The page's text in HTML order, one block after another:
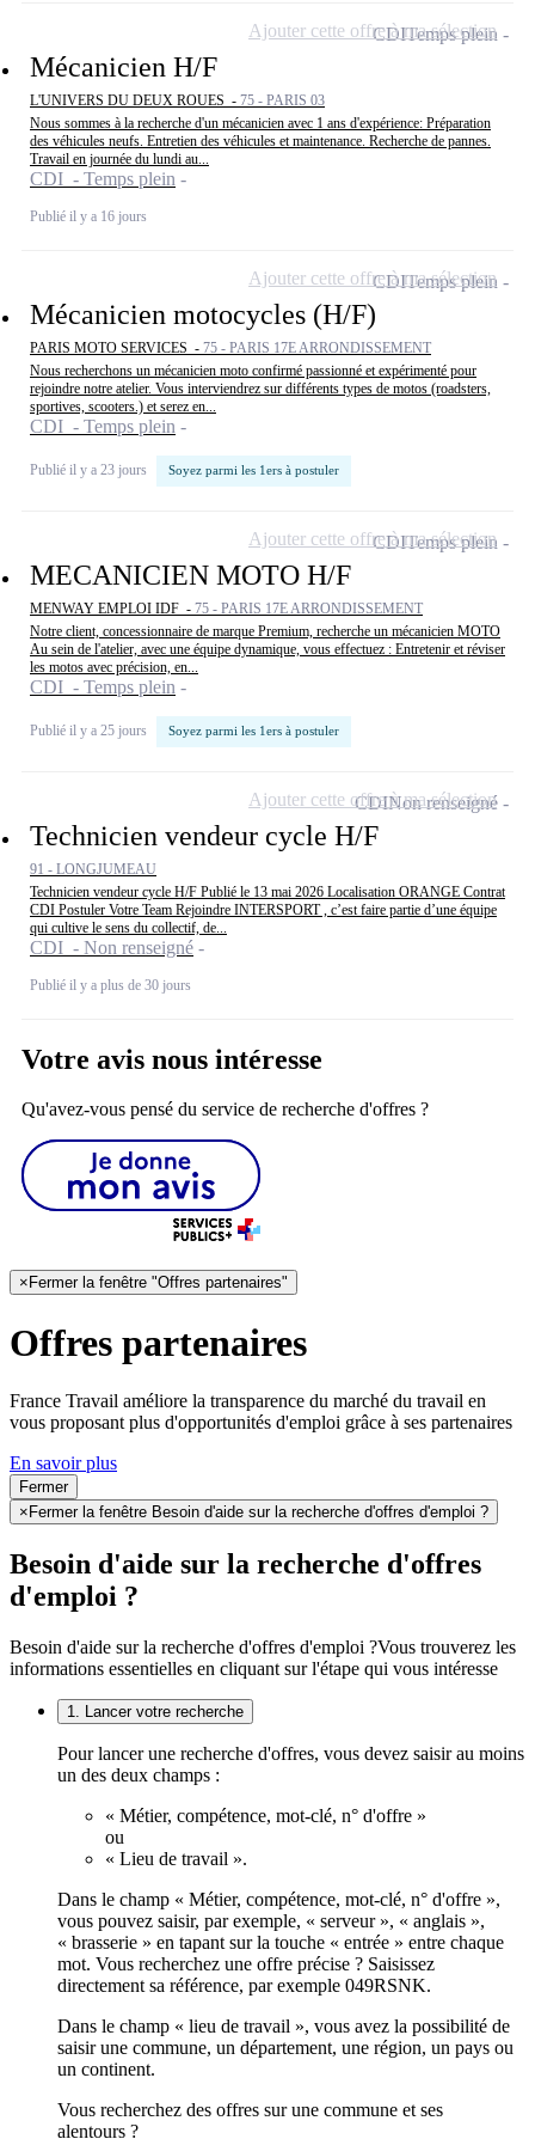
Mécanicien H/F
L'UNIVERS DU DEUX ROUES - 75 - PARIS 03
Nous sommes à la recherche d'un mécanicien avec 1 ans d'expérience: Préparation
des véhicules neufs. Entretien des véhicules et maintenance. Recherche de pannes.
Travail en journée du lundi au...
CDI - Temps plein
Publié il y a 16 jours
CDITemps plein
Ajouter cette offre à ma sélection
Mécanicien motocycles (H/F)
PARIS MOTO SERVICES - 75 - PARIS 17E ARRONDISSEMENT
Nous recherchons un mécanicien moto confirmé passionné et expérimenté pour
rejoindre notre atelier. Vous interviendrez sur différents types de motos (roadsters,
sportives, scooters.) et serez en...
CDI - Temps plein
Publié il y a 23 jours Soyez parmi les 1ers à postuler
CDITemps plein
Ajouter cette offre à ma sélection
MECANICIEN MOTO H/F
MENWAY EMPLOI IDF - 75 - PARIS 17E ARRONDISSEMENT
Notre client, concessionnaire de marque Premium, recherche un mécanicien MOTO
Au sein de l'atelier, avec une équipe dynamique, vous effectuez : Entretenir et réviser
les motos avec précision, en...
CDI - Temps plein
Publié il y a 25 jours Soyez parmi les 1ers à postuler
CDITemps plein
Ajouter cette offre à ma sélection
Technicien vendeur cycle H/F
91 - LONGJUMEAU
Technicien vendeur cycle H/F Publié le 13 mai 2026 Localisation ORANGE Contrat
CDI Postuler Votre Team Rejoindre INTERSPORT , c’est faire partie d’une équipe
qui cultive le sens du collectif, de...
CDI - Non renseigné
Publié il y a plus de 30 jours
CDINon renseigné
Ajouter cette offre à ma sélection
Votre avis nous intéresse
Qu'avez-vous pensé du service de recherche d'offres ?
× Fermer la fenêtre "Offres partenaires"
Offres partenaires
France Travail améliore la transparence du marché du travail en
vous proposant plus d'opportunités d'emploi grâce à ses partenaires
En savoir plus
Fermer
× Fermer la fenêtre Besoin d'aide sur la recherche d'offres d'emploi ?
Besoin d'aide sur la recherche d'offres
d'emploi ?
Besoin d'aide sur la recherche d'offres d'emploi ?Vous trouverez les
informations essentielles en cliquant sur l'étape qui vous intéresse
1. Lancer votre recherche
Pour lancer une recherche d'offres, vous devez saisir au moins
un des deux champs :
« Métier, compétence, mot-clé, n° d'offre »
ou
« Lieu de travail ».
Dans le champ « Métier, compétence, mot-clé, n° d'offre »,
vous pouvez saisir, par exemple, « serveur », « anglais »,
« brasserie » en tapant sur la touche « entrée » entre chaque
mot. Vous recherchez une offre précise ? Saisissez
directement sa référence, par exemple 049RSNK.
Dans le champ « lieu de travail », vous avez la possibilité de
saisir une commune, un département, une région, un pays ou
un continent.
Vous recherchez des offres sur une commune et ses
alentours ?